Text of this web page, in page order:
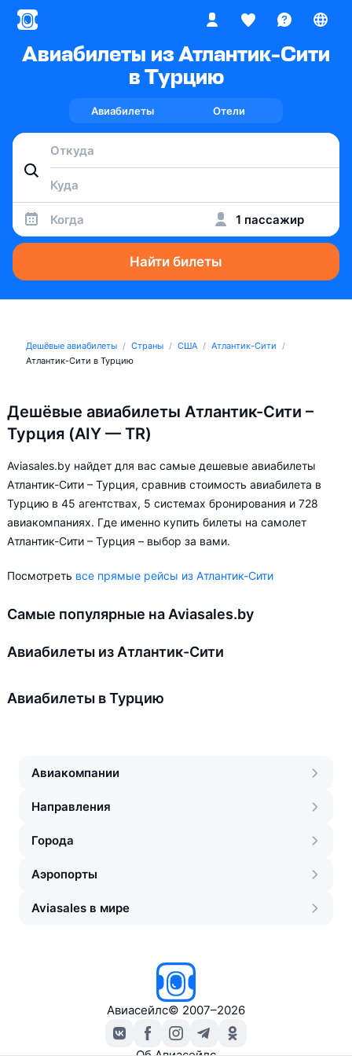
Авиабилеты из Атлантик-Сити
в Турцию
Авиабилеты Отели
Когда 1 пассажир
Найти билеты
Дешёвые авиабилеты Страны США
Атлантик-Сити
Атлантик-Сити в Турцию
Дешёвые авиабилеты Атлантик-Сити –
Турция (AIY — TR)
Aviasales.by найдет для вас самые дешевые авиабилеты
Атлантик-Сити – Турция, сравнив стоимость авиабилета в
Турцию в 45 агентствах, 5 системах бронирования и 728
авиакомпаниях. Где именно купить билеты на самолет
Атлантик-Сити – Турция – выбор за вами.
Посмотреть все прямые рейсы из Атлантик-Сити
Самые популярные на Aviasales.by
Авиабилеты из Атлантик-Сити
Авиабилеты в Турцию
Авиакомпании
Направления
Города
Аэропорты
Aviasales в мире
Авиасейлс© 2007–2026